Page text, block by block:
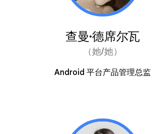
查曼·德席尔瓦
（她/她）
Android 平台产品管理总监